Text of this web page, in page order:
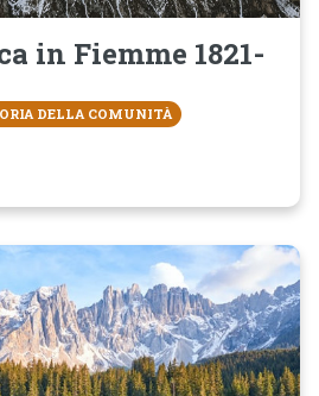
in Fiemme 1821-
DELLA COMUNITÀ